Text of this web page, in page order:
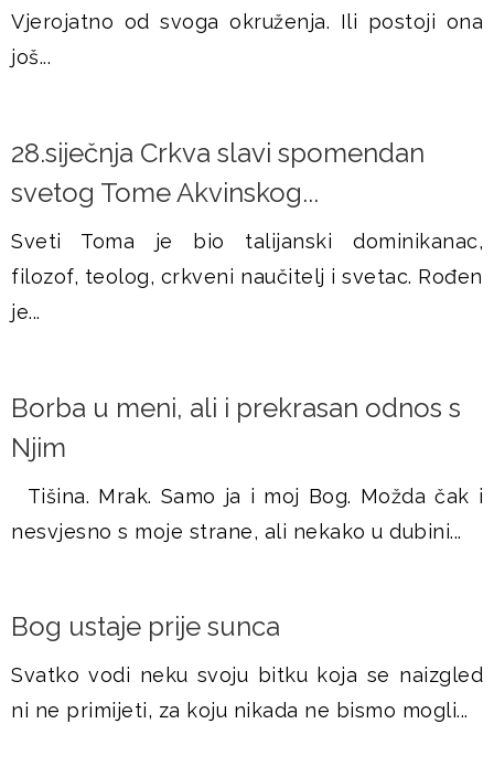
Vjerojatno od svoga okruženja. Ili postoji ona
još...
28.siječnja Crkva slavi spomendan
svetog Tome Akvinskog...
Sveti Toma je bio talijanski dominikanac,
filozof, teolog, crkveni naučitelj i svetac. Rođen
je...
Borba u meni, ali i prekrasan odnos s
Njim
Tišina. Mrak. Samo ja i moj Bog. Možda čak i
nesvjesno s moje strane, ali nekako u dubini...
Bog ustaje prije sunca
Svatko vodi neku svoju bitku koja se naizgled
ni ne primijeti, za koju nikada ne bismo mogli...